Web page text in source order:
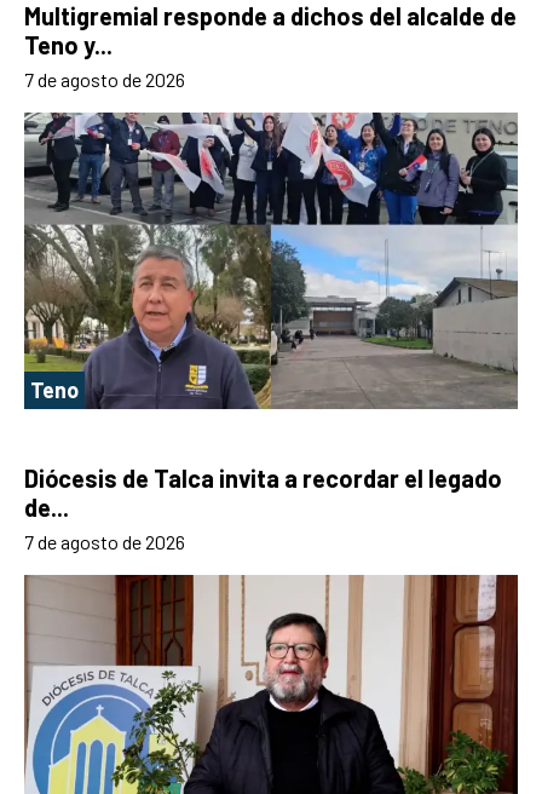
Multigremial responde a dichos del alcalde de
Teno y...
7 de agosto de 2026
Teno
Diócesis de Talca invita a recordar el legado
de...
7 de agosto de 2026